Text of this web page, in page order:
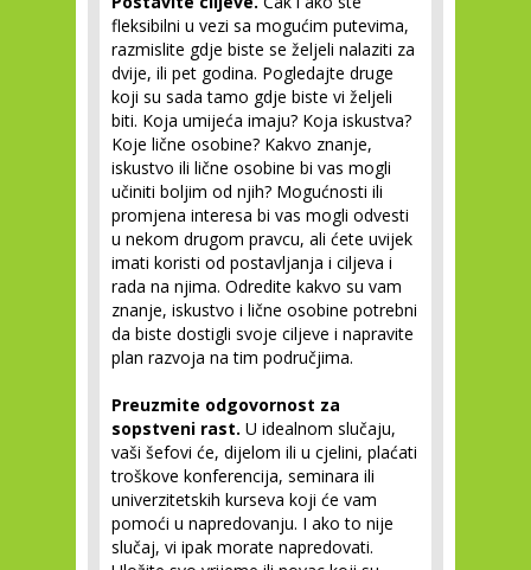
fleksibilni u vezi sa mogućim putevima,
razmislite gdje biste se željeli nalaziti za
dvije, ili pet godina. Pogledajte druge
koji su sada tamo gdje biste vi željeli
biti. Koja umijeća imaju? Koja iskustva?
Koje lične osobine? Kakvo znanje,
iskustvo ili lične osobine bi vas mogli
učiniti boljim od njih? Mogućnosti ili
promjena interesa bi vas mogli odvesti
u nekom drugom pravcu, ali ćete uvijek
imati koristi od postavljanja i ciljeva i
rada na njima. Odredite kakvo su vam
znanje, iskustvo i lične osobine potrebni
da biste dostigli svoje ciljeve i napravite
plan razvoja na tim područjima.
Preuzmite odgovornost za
sopstveni rast. U idealnom slučaju,
vaši šefovi će, dijelom ili u cjelini, plaćati
troškove konferencija, seminara ili
univerzitetskih kurseva koji će vam
pomoći u napredovanju. I ako to nije
slučaj, vi ipak morate napredovati.